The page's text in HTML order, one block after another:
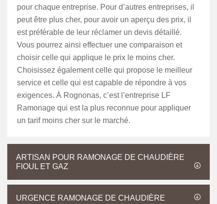
pour chaque entreprise. Pour d’autres entreprises, il
peut être plus cher, pour avoir un aperçu des prix, il
est préférable de leur réclamer un devis détaillé.
Vous pourrez ainsi effectuer une comparaison et
choisir celle qui applique le prix le moins cher.
Choisissez également celle qui propose le meilleur
service et celle qui est capable de répondre à vos
exigences. À Rognonas, c’est l’entreprise LF
Ramonage qui est la plus reconnue pour appliquer
un tarif moins cher sur le marché.
ARTISAN POUR RAMONAGE DE CHAUDIÈRE
FIOUL ET GAZ
URGENCE RAMONAGE DE CHAUDIÈRE